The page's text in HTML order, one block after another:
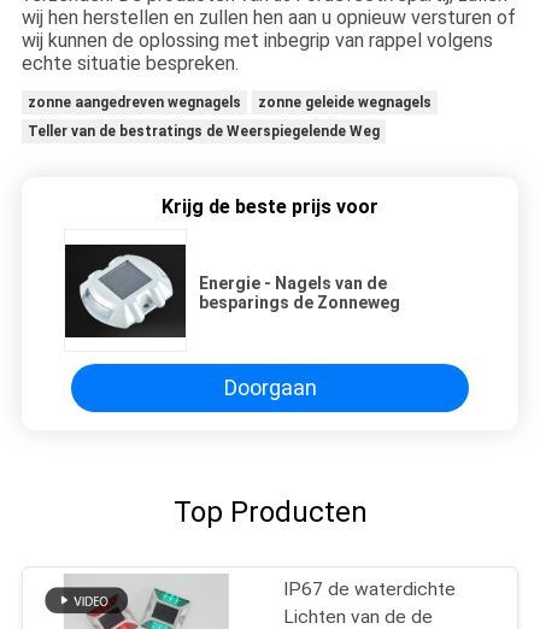
wij hen herstellen en zullen hen aan u opnieuw versturen of
wij kunnen de oplossing met inbegrip van rappel volgens
echte situatie bespreken.
zonne aangedreven wegnagels
zonne geleide wegnagels
Teller van de bestratings de Weerspiegelende Weg
Krijg de beste prijs voor
Energie - Nagels van de
besparings de Zonneweg
Doorgaan
Top Producten
IP67 de waterdichte
Lichten van de de